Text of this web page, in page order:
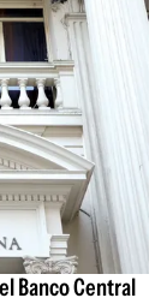
Banco Central